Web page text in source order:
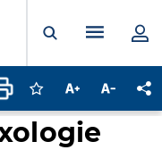
Ouvrir laMenu
Connectez-vous
Augmenter la